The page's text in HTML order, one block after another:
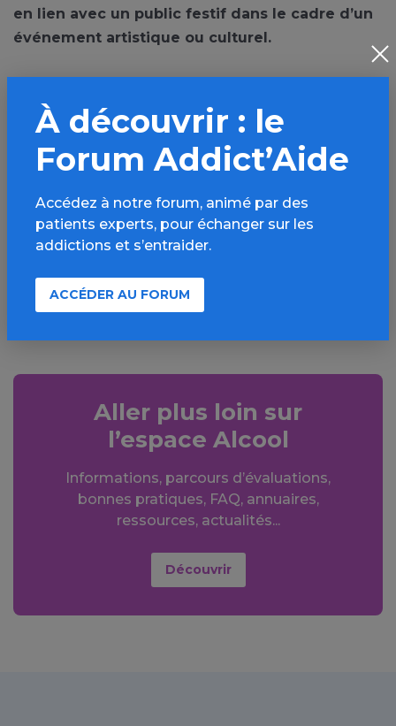
en lien avec un public festif dans le cadre d’un
événement artistique ou culturel.
Facebook X
LinkedIn
SMS
Aller plus loin sur
l’espace Alcool
Informations, parcours d’évaluations,
bonnes pratiques, FAQ, annuaires,
ressources, actualités...
Découvrir
À découvrir : le
Forum Addict’Aide
Accédez à notre forum, animé par des
patients experts, pour échanger sur les
addictions et s’entraider.
ACCÉDER AU FORUM